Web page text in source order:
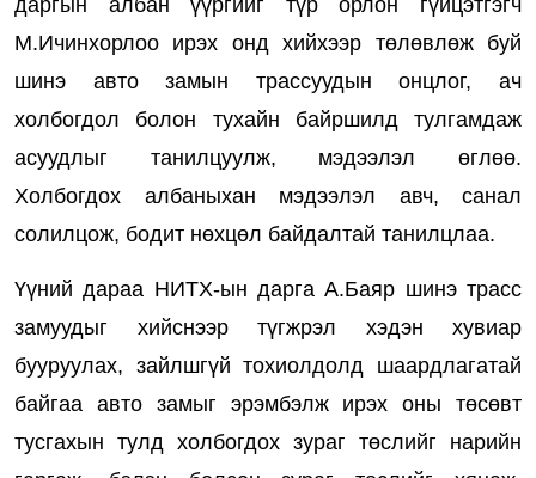
даргын албан үүргийг түр орлон гүйцэтгэгч
М.Ичинхорлоо ирэх онд хийхээр төлөвлөж буй
шинэ авто замын трассуудын онцлог, ач
холбогдол болон тухайн байршилд тулгамдаж
асуудлыг танилцуулж, мэдээлэл өглөө.
Холбогдох албаныхан мэдээлэл авч, санал
солилцож, бодит нөхцөл байдалтай танилцлаа.
Үүний дараа НИТХ-ын дарга А.Баяр шинэ трасс
замуудыг хийснээр түгжрэл хэдэн хувиар
бууруулах, зайлшгүй тохиолдолд шаардлагатай
байгаа авто замыг эрэмбэлж ирэх оны төсөвт
тусгахын тулд холбогдох зураг төслийг нарийн